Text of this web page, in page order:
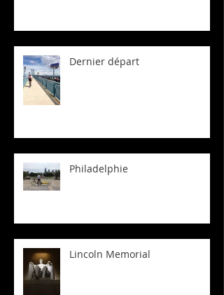
Dernier départ
Philadelphie
Lincoln Memorial